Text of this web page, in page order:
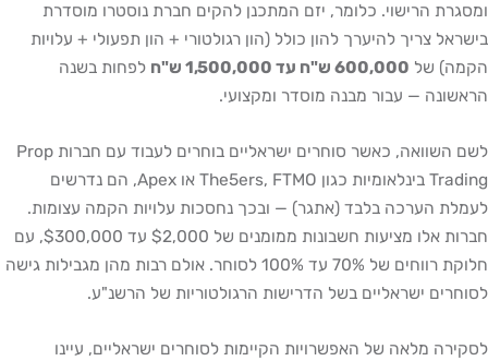
ומסגרת הרישוי. כלומר, יזם המתכנן להקים חברת נוסטרו מוסדרת
בישראל צריך להיערך להון כולל (הון רגולטורי + הון תפעולי + עלויות
הקמה) של 600,000 ש"ח עד 1,500,000 ש"ח
לפחות בשנה
הראשונה — עבור מבנה מוסדר ומקצועי.
לשם השוואה, כאשר סוחרים ישראליים בוחרים לעבוד עם חברות Prop
Trading בינלאומיות כגון The5ers, FTMO או Apex, הם נדרשים
לעמלת הערכה בלבד (אתגר) — ובכך נחסכות עלויות הקמה עצומות.
חברות אלו מציעות חשבונות ממומנים של $2,000 עד $300,000, עם
חלוקת רווחים של 70% עד 100% לסוחר. אולם רבות מהן מגבילות גישה
לסוחרים ישראליים בשל הדרישות הרגולטוריות של הרשנ"ע.
לסקירה מלאה של האפשרויות הקיימות לסוחרים ישראליים, עיינו